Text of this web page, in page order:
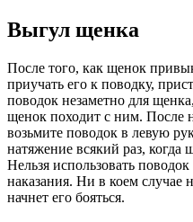
Выгул щенка
После того, как щенок
приучать его к поводку,
поводок незаметно для
щенок походит с ним. После
возьмите поводок в левую
натяжение всякий раз, когда
Нельзя использовать
наказания. Ни в коем случае
начнет его бояться.